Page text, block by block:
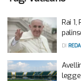
Rai
DI